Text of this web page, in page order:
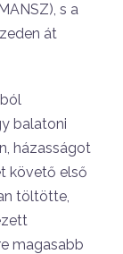
s a
át
balatoni
házasságot
követő első
töltötte,
magasabb